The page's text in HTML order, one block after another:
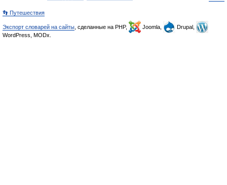
👣 Путешествия
Экспорт словарей на сайты , сделанные на PHP, Joomla,
Drupal,
WordPress, MODx.